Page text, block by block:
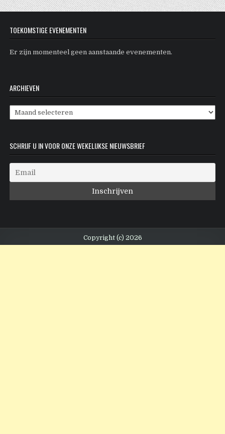
TOEKOMSTIGE EVENEMENTEN
Er zijn momenteel geen aanstaande evenementen.
ARCHIEVEN
Archieven
SCHRIJF U IN VOOR ONZE WEKELIJKSE NIEUWSBRIEF
Copyright (c) 2026